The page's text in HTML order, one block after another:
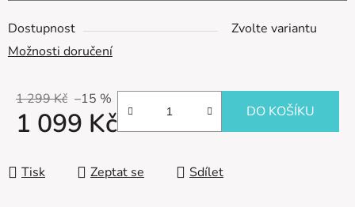
Dostupnost
Zvolte variantu
Možnosti doručení
1 299 Kč –15 %
1 099 Kč DO KOŠÍKU
Tisk Zeptat se Sdílet